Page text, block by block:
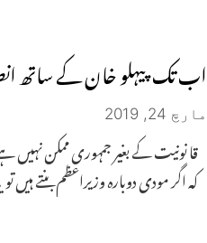
اب تک پیہلو خان کے ساتھ
مارچ 24, 2019
قا نونیت کے بغیر جمہوری ممکن نہیں
کہ اگر مودی دوبارہ وزیراعظم بنتے